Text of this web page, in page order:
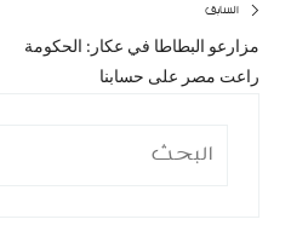
تصفّح
المقالات
السابق
المقال
مزارعو البطاطا في عكار: الحكومة
راعت مصر على حسابنا
البحث